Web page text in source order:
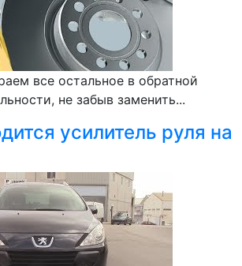
все остальное в обратной
не забыв заменить...
усилитель руля на